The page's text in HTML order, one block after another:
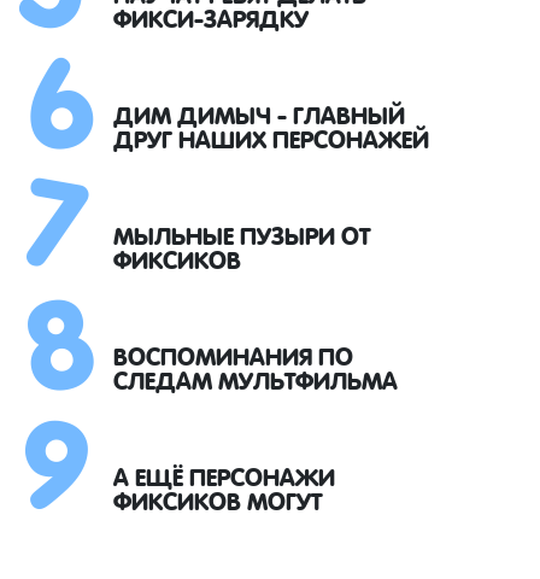
ФИКСИ-ЗАРЯДКУ
ДИМ ДИМЫЧ - ГЛАВНЫЙ
ДРУГ НАШИХ ПЕРСОНАЖЕЙ
МЫЛЬНЫЕ ПУЗЫРИ ОТ
ФИКСИКОВ
ВОСПОМИНАНИЯ ПО
СЛЕДАМ МУЛЬТФИЛЬМА
А ЕЩЁ ПЕРСОНАЖИ
ФИКСИКОВ МОГУТ